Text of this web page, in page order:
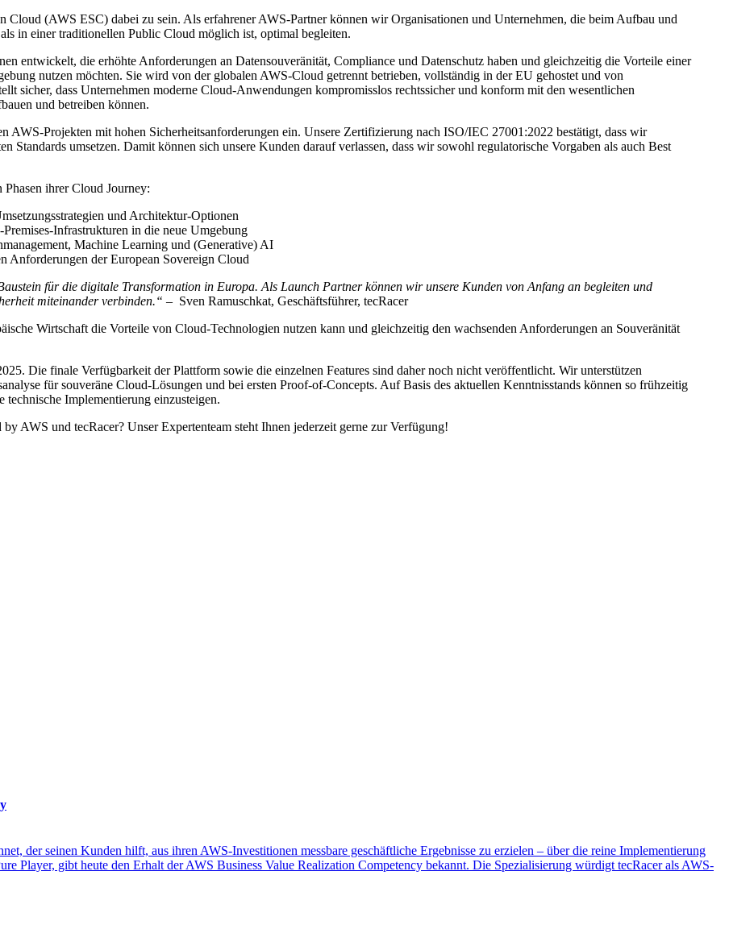
Cloud (AWS ESC) dabei zu sein. Als erfahrener AWS-Partner können wirOrganisationen und Unternehmen, die beim Aufbau und
in einer traditionellen Public Cloud möglich ist, optimal begleiten.
entwickelt, die erhöhte Anforderungen an Datensouveränität, Compliance und Datenschutz haben und gleichzeitig die Vorteile einer
nutzen möchten. Sie wird von der globalen AWS-Cloud getrennt betrieben, vollständig in der EU gehostet und von
sicher, dass Unternehmen moderne Cloud-Anwendungen kompromisslos rechtssicher und konform mit den wesentlichen
und betreiben können.
AWS-Projekten mit hohen Sicherheitsanforderungen ein. Unsere Zertifizierung nach ISO/IEC 27001:2022 bestätigt, dass wir
Standards umsetzen. Damit können sich unsere Kunden darauf verlassen, dass wir sowohl regulatorische Vorgaben als auch Best
ihrer Cloud Journey:
und Architektur-Optionen
Infrastrukturen in die neue Umgebung
Machine Learning und (Generative) AI
Anforderungen der European Sovereign Cloud
für die digitale Transformation in Europa. Als Launch Partner können wir unsere Kunden von Anfang an begleiten und
miteinander verbinden.“ – Sven Ramuschkat, Geschäftsführer, tecRacer
Wirtschaft die Vorteile von Cloud-Technologien nutzen kann und gleichzeitig den wachsenden Anforderungen an Souveränität
Die finale Verfügbarkeit der Plattform sowie die einzelnen Features sind daher noch nicht veröffentlicht. Wir unterstützen
für souveräne Cloud-Lösungen und bei ersten Proof-of-Concepts. Auf Basis des aktuellen Kenntnisstands können so frühzeitig
Implementierung einzusteigen.
AWS und tecRacer? Unser Expertenteam steht Ihnen jederzeit gerne zur Verfügung!
der seinen Kunden hilft, aus ihren AWS-Investitionen messbare geschäftliche Ergebnisse zu erzielen – über die reine Implementierung
Player, gibt heute den Erhalt der AWS Business Value Realization Competency bekannt. Die Spezialisierung würdigt tecRacer als AWS-